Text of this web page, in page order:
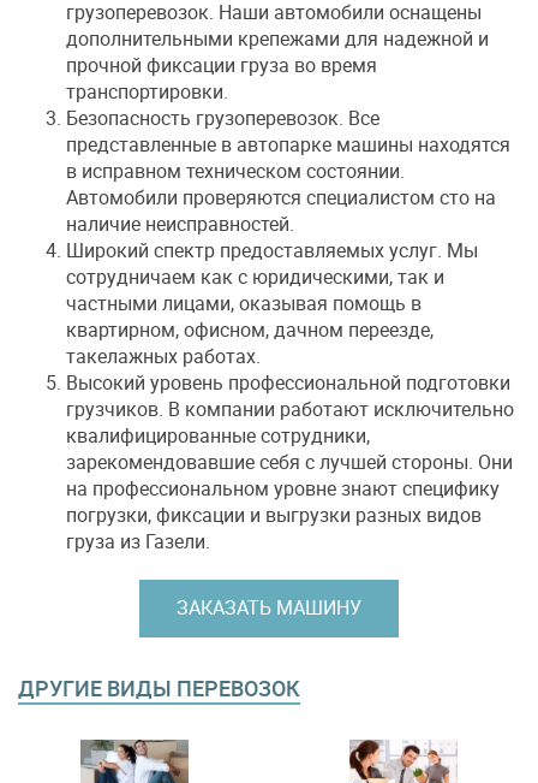
грузоперевозок. Наши автомобили оснащены
дополнительными крепежами для надежной и
прочной фиксации груза во время
транспортировки.
Безопасность грузоперевозок. Все
представленные в автопарке машины находятся
в исправном техническом состоянии.
Автомобили проверяются специалистом сто на
наличие неисправностей.
Широкий спектр предоставляемых услуг. Мы
сотрудничаем как с юридическими, так и
частными лицами, оказывая помощь в
квартирном, офисном, дачном переезде,
такелажных работах.
Высокий уровень профессиональной подготовки
грузчиков. В компании работают исключительно
квалифицированные сотрудники,
зарекомендовавшие себя с лучшей стороны. Они
на профессиональном уровне знают специфику
погрузки, фиксации и выгрузки разных видов
груза из Газели.
ЗАКАЗАТЬ МАШИНУ
ДРУГИЕ ВИДЫ ПЕРЕВОЗОК